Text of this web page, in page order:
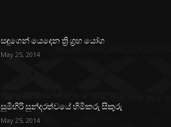
සඳුගෙන් යෙදෙන ත්‍රි ග්‍රහ යෝග
May 25, 2014
සුමිහිරි සුන්දරත්වයේ හිමිකරු සිකුරු
May 25, 2014